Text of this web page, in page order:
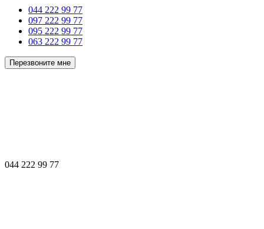
044 222 99 77
097 222 99 77
095 222 99 77
063 222 99 77
Перезвоните мне
044 222 99 77